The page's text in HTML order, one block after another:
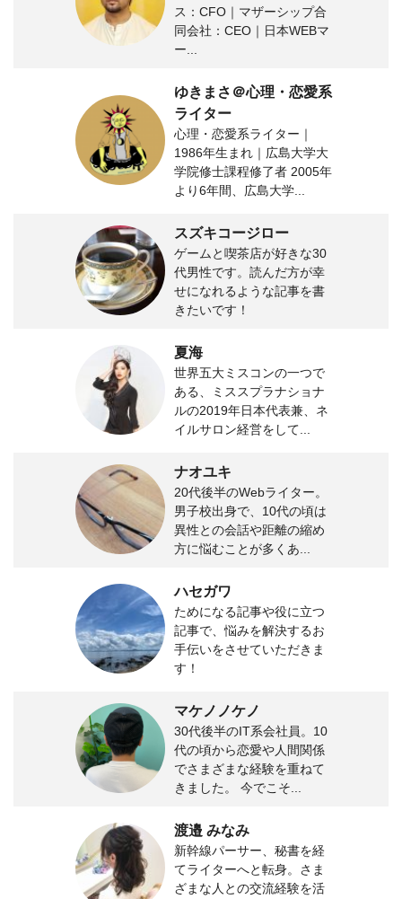
ス：CFO｜マザーシップ合
同会社：CEO｜日本WEBマ
ー...
ゆきまさ＠心理・恋愛系
ライター
心理・恋愛系ライター｜
1986年生まれ｜広島大学大
学院修士課程修了者 2005年
より6年間、広島大学...
スズキコージロー
ゲームと喫茶店が好きな30
代男性です。読んだ方が幸
せになれるような記事を書
きたいです！
夏海
世界五大ミスコンの一つで
ある、ミススプラナショナ
ルの2019年日本代表兼、ネ
イルサロン経営をして...
ナオユキ
20代後半のWebライター。
男子校出身で、10代の頃は
異性との会話や距離の縮め
方に悩むことが多くあ...
ハセガワ
ためになる記事や役に立つ
記事で、悩みを解決するお
手伝いをさせていただきま
す！
マケノノケノ
30代後半のIT系会社員。10
代の頃から恋愛や人間関係
でさまざまな経験を重ねて
きました。 今でこそ...
渡邉 みなみ
新幹線パーサー、秘書を経
てライターへと転身。さま
ざまな人との交流経験を活